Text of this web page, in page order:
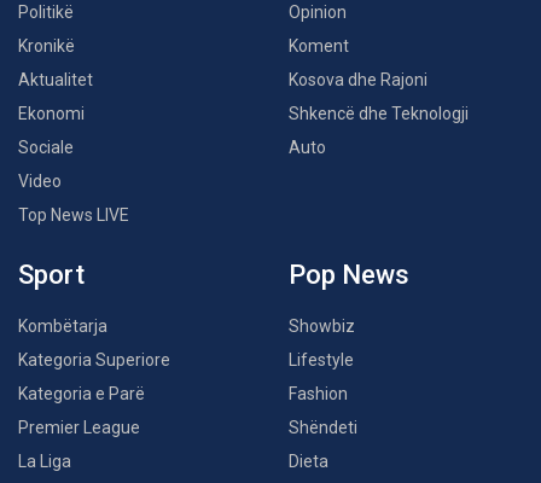
Politikë
Kronikë
Aktualitet
Ekonomi
Sociale
Video
Top News LIVE
Opinion
Koment
Kosova dhe Rajoni
Shkencë dhe Teknologji
Auto
Sport
Kombëtarja
Kategoria Superiore
Kategoria e Parë
Premier League
La Liga
Pop News
Showbiz
Lifestyle
Fashion
Shëndeti
Dieta